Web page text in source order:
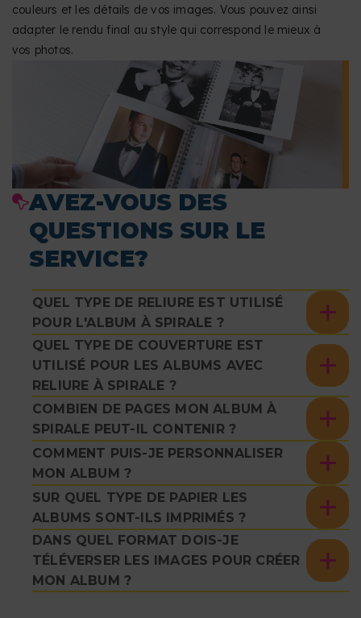
couleurs et les détails de vos images. Vous pouvez ainsi
adapter le rendu final au style qui correspond le mieux à
vos photos.
AVEZ-VOUS DES
QUESTIONS SUR LE
SERVICE?
QUEL TYPE DE RELIURE EST UTILISÉ
POUR L'ALBUM À SPIRALE ?
QUEL TYPE DE COUVERTURE EST
UTILISÉ POUR LES ALBUMS AVEC
RELIURE À SPIRALE ?
COMBIEN DE PAGES MON ALBUM À
SPIRALE PEUT-IL CONTENIR ?
COMMENT PUIS-JE PERSONNALISER
MON ALBUM ?
SUR QUEL TYPE DE PAPIER LES
ALBUMS SONT-ILS IMPRIMÉS ?
DANS QUEL FORMAT DOIS-JE
TÉLÉVERSER LES IMAGES POUR CRÉER
MON ALBUM ?